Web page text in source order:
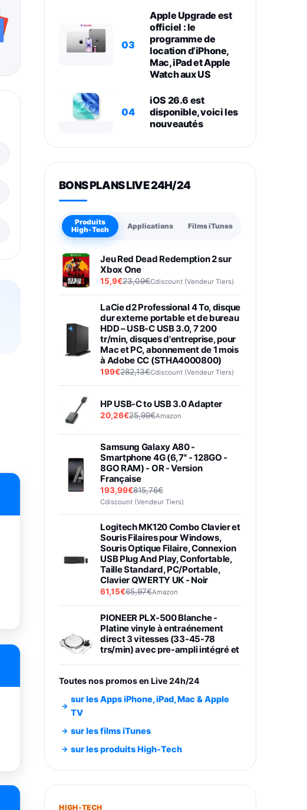
03
Apple Upgrade est
officiel : le
programme de
location d’iPhone,
Mac, iPad et Apple
Watch aux US
04
iOS 26.6 est
disponible, voici les
nouveautés
BONS PLANS LIVE 24H/24
Produits
High-Tech
Applications Films iTunes
Jeu Red Dead Redemption 2 sur
Xbox One
15,9€23,09€Cdiscount (Vendeur Tiers)
LaCie d2 Professional 4 To, disque
dur externe portable et de bureau
HDD – USB-C USB 3.0, 7 200
tr/min, disques d'entreprise, pour
Mac et PC, abonnement de 1 mois
à Adobe CC (STHA4000800)
199€282,13€Cdiscount (Vendeur Tiers)
HP USB-C to USB 3.0 Adapter
20,26€25,99€Amazon
Samsung Galaxy A80 -
Smartphone 4G (6,7'' - 128GO -
8GO RAM) - OR - Version
Française
193,99€815,76€
Cdiscount (Vendeur Tiers)
Logitech MK120 Combo Clavier et
Souris Filaires pour Windows,
Souris Optique Filaire, Connexion
USB Plug And Play, Confortable,
Taille Standard, PC/Portable,
Clavier QWERTY UK - Noir
61,15€65,97€Amazon
PIONEER PLX-500 Blanche -
Platine vinyle à entraénement
direct 3 vitesses (33-45-78
trs/min) avec pre-ampli intégré et
Smartphone SAMSUNG Galaxy
Smartphone SAMSUNG Galaxy
S26+ Violet 256Go
749,99€1240,43€Fnac (Vendeur Tiers)
Toutes nos promos en Live 24h/24
sur les Apps iPhone, iPad, Mac & Apple
TV
sur les films iTunes
sur les produits High-Tech
HIGH-TECH